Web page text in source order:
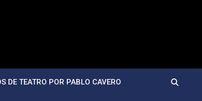
DE TEATRO POR PABLO CAVERO